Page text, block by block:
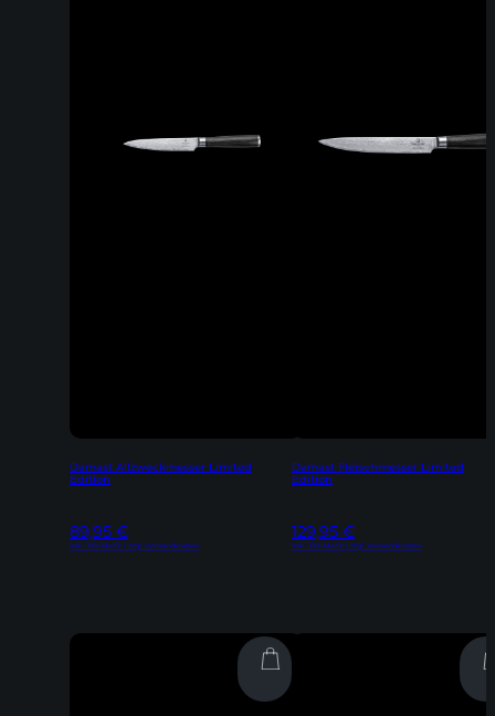
Damast Allzweckmesser Limited
Edition
89,95 €
Inkl. 19% MwSt | zzgl. Versandkosten
Damast Fleischmesser Limited
Edition
129,95 €
Inkl. 19% MwSt | zzgl. Versandkosten